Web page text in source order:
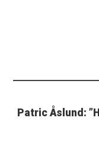
Patric Åslund: